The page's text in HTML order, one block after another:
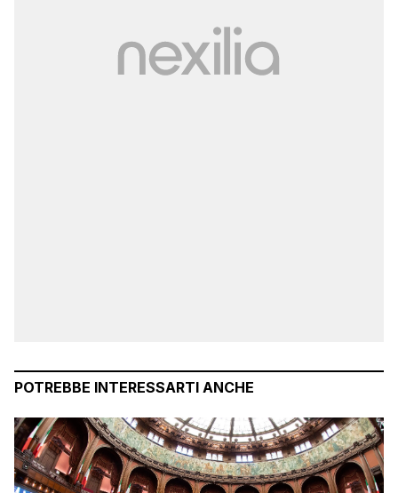
POTREBBE INTERESSARTI ANCHE